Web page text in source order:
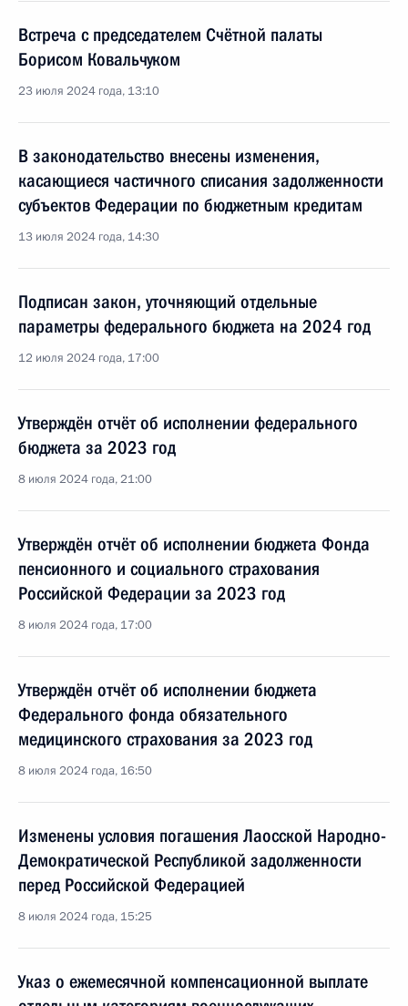
Встреча с председателем Счётной палаты
Борисом Ковальчуком
23 июля 2024 года, 13:10
В законодательство внесены изменения,
касающиеся частичного списания задолженности
субъектов Федерации по бюджетным кредитам
13 июля 2024 года, 14:30
Подписан закон, уточняющий отдельные
параметры федерального бюджета на 2024 год
12 июля 2024 года, 17:00
Утверждён отчёт об исполнении федерального
бюджета за 2023 год
8 июля 2024 года, 21:00
Утверждён отчёт об исполнении бюджета Фонда
пенсионного и социального страхования
Российской Федерации за 2023 год
8 июля 2024 года, 17:00
Утверждён отчёт об исполнении бюджета
Федерального фонда обязательного
медицинского страхования за 2023 год
8 июля 2024 года, 16:50
Изменены условия погашения Лаосской Народно-
Демократической Республикой задолженности
перед Российской Федерацией
8 июля 2024 года, 15:25
Указ о ежемесячной компенсационной выплате